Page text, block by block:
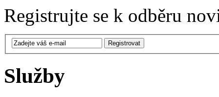
Registrujte se k odběru
Služby